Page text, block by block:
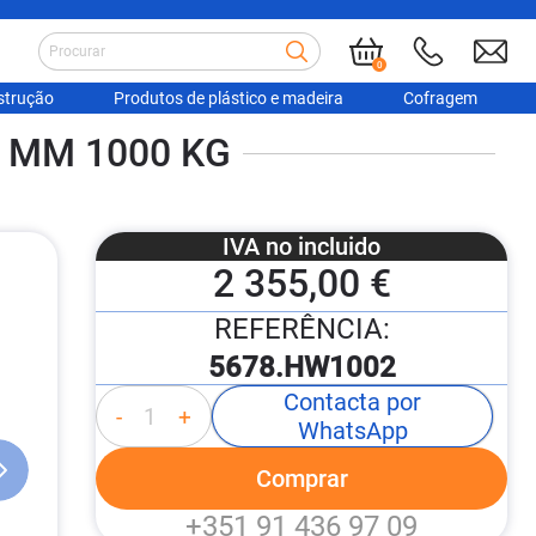
0
Produtos de plástico e madeira
Cofragem
MM 1000 KG
IVA no incluido
2 355,00 €
REFERÊNCIA:
5678.HW1002
- +
Contacta por
WhatsApp
Comprar
+351 91 436 97 09